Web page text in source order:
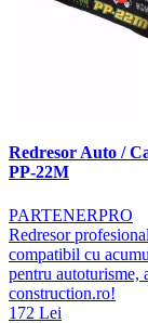
Redresor Auto /
PP-22M
PARTENERPRO
Redresor
compatibil cu
pentru autoturisme,
construction.ro!
172 Lei